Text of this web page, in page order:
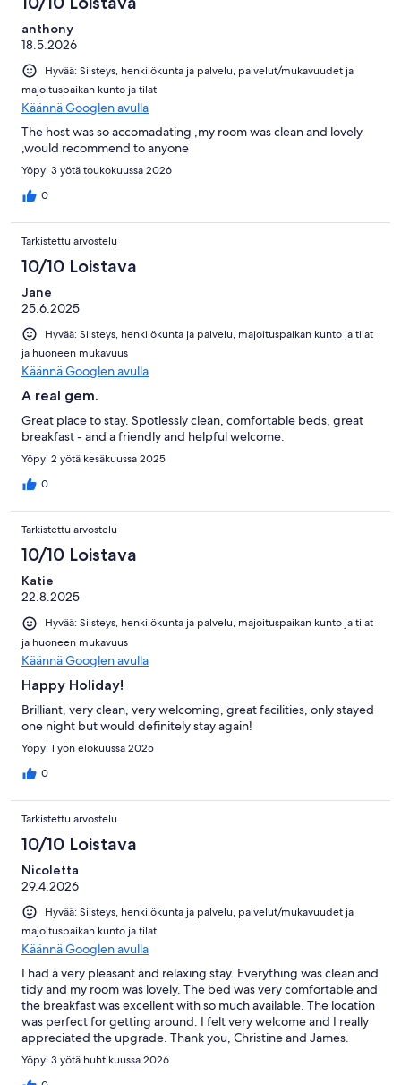
anthony
18.5.2026
Hyvää: Siisteys, henkilökunta ja palvelu, palvelut/mukavuudet ja
majoituspaikan kunto ja tilat
Käännä Googlen avulla
The host was so accomadating ,my room was clean and lovely
,would recommend to anyone
Yöpyi 3 yötä toukokuussa 2026
0
Tarkistettu arvostelu
10/10 Loistava
Jane
25.6.2025
Hyvää: Siisteys, henkilökunta ja palvelu, majoituspaikan kunto ja tilat
ja huoneen mukavuus
Käännä Googlen avulla
A real gem.
Great place to stay. Spotlessly clean, comfortable beds, great
breakfast - and a friendly and helpful welcome.
Yöpyi 2 yötä kesäkuussa 2025
0
Tarkistettu arvostelu
10/10 Loistava
Katie
22.8.2025
Hyvää: Siisteys, henkilökunta ja palvelu, majoituspaikan kunto ja tilat
ja huoneen mukavuus
Käännä Googlen avulla
Happy Holiday!
Brilliant, very clean, very welcoming, great facilities, only stayed
one night but would definitely stay again!
Yöpyi 1 yön elokuussa 2025
0
Tarkistettu arvostelu
10/10 Loistava
Nicoletta
29.4.2026
Hyvää: Siisteys, henkilökunta ja palvelu, palvelut/mukavuudet ja
majoituspaikan kunto ja tilat
Käännä Googlen avulla
I had a very pleasant and relaxing stay. Everything was clean and
tidy and my room was lovely. The bed was very comfortable and
the breakfast was excellent with so much available. The location
was perfect for getting around. I felt very welcome and I really
appreciated the upgrade. Thank you, Christine and James.
Yöpyi 3 yötä huhtikuussa 2026